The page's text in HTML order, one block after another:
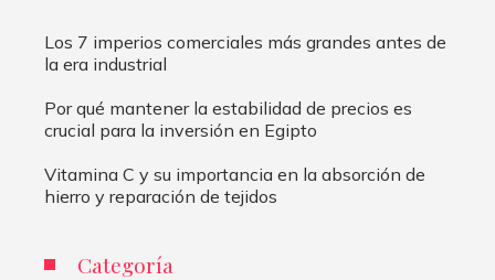
Los 7 imperios comerciales más grandes antes de
la era industrial
Por qué mantener la estabilidad de precios es
crucial para la inversión en Egipto
Vitamina C y su importancia en la absorción de
hierro y reparación de tejidos
Categoría